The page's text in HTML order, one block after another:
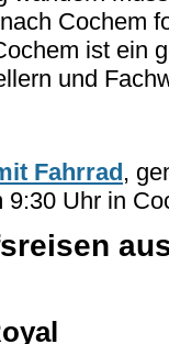
Cochem
ist ein
und
Fahrrad ,
Uhr in